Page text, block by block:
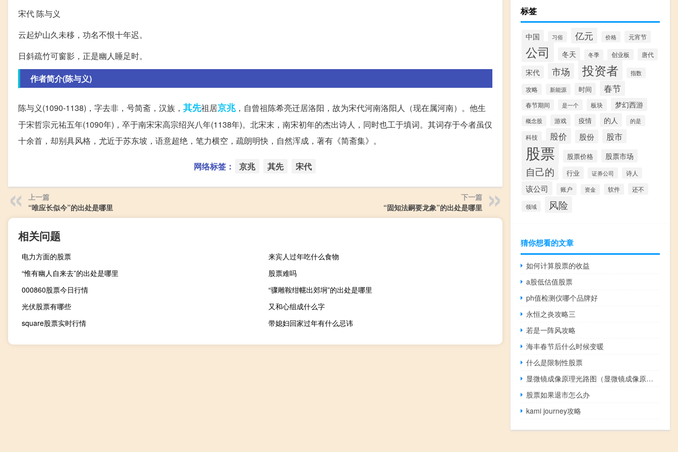
宋代 陈与义
云起炉山久未移，功名不恨十年迟。
日斜疏竹可窗影，正是幽人睡足时。
作者简介(陈与义)
陈与义(1090-1138)，字去非，号简斋，汉族， 其先祖居京兆，自曾祖陈希亮迁居洛阳，故为宋代河南洛阳人（现在属河南）。他生
于宋哲宗元祐五年(1090年)，卒于南宋宋高宗绍兴八年(1138年)。北宋末，南宋初年的杰出诗人，同时也工于填词。其词存于今者虽仅
十余首，却别具风格，尤近于苏东坡，语意超绝，笔力横空，疏朗明快，自然浑成，著有《简斋集》。
网络标签： 京兆 其先 宋代
上一篇
“唯应长似今”的出处是哪里
下一篇
“固知法嗣要龙象”的出处是哪里
相关问题
电力方面的股票
来宾人过年吃什么食物
“惟有幽人自来去”的出处是哪里
股票难吗
000860股票今日行情
“骤雕鞍绀幰出郊坰”的出处是哪里
光伏股票有哪些
又和心组成什么字
square股票实时行情
带媳妇回家过年有什么忌讳
标签
中国 习俗 亿元 价格 元宵节
公司 冬天 冬季 创业板 唐代
宋代 市场 投资者 指数
攻略 新能源 时间 春节
春节期间 是一个 板块 梦幻西游
概念股 游戏 疫情 的人 的是
科技 股价 股份 股市
股票 股票价格 股票市场
自己的 行业 证券公司 诗人
该公司 账户 资金 软件 还不
领域 风险
猜你想看的文章
如何计算股票的收益
a股低估值股票
ph值检测仪哪个品牌好
永恒之炎攻略三
若是一阵风攻略
海丰春节后什么时候变暖
什么是限制性股票
显微镜成像原理光路图（显微镜成像原理）
股票如果退市怎么办
kami journey攻略